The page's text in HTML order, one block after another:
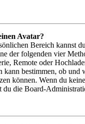
Avatar?
Bereich kannst
der folgenden vier
Remote oder
kann bestimmen, ob und
können. Wenn du
du die Board-